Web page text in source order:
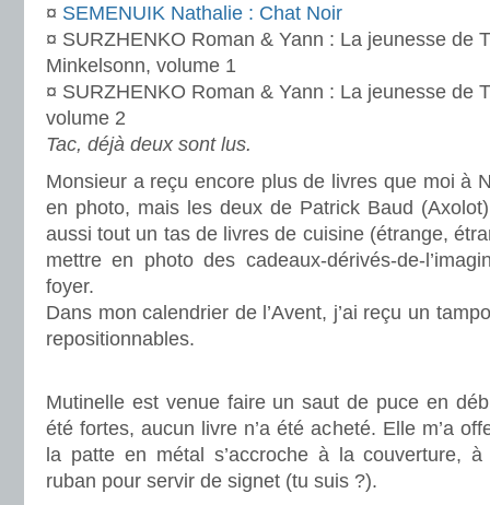
¤ SEMENUIK Nathalie : Chat Noir
¤ SURZHENKO Roman & Yann : La jeunesse de
Minkelsonn, volume 1
¤ SURZHENKO Roman & Yann : La jeunesse de
volume 2
Tac, déjà deux sont lus.
Monsieur a reçu encore plus de livres que moi à
en photo, mais les deux de Patrick Baud (Axolot)
aussi tout un tas de livres de cuisine (étrange,
mettre en photo des cadeaux-dérivés-de-
foyer.
Dans mon calendrier de l’Avent, j’ai reçu un
repositionnables.
Mutinelle est venue faire un saut de puce en
été fortes, aucun livre n’a été acheté. Elle m’a
la patte en métal s’accroche à la couverture,
ruban pour servir de signet (tu suis ?).